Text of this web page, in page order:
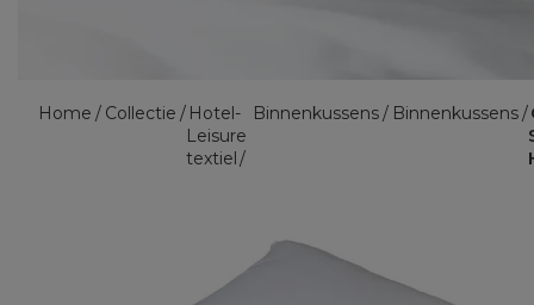
Home Collectie
Hotel-
Leisure
textiel
Binnenkussens Binnenkussens